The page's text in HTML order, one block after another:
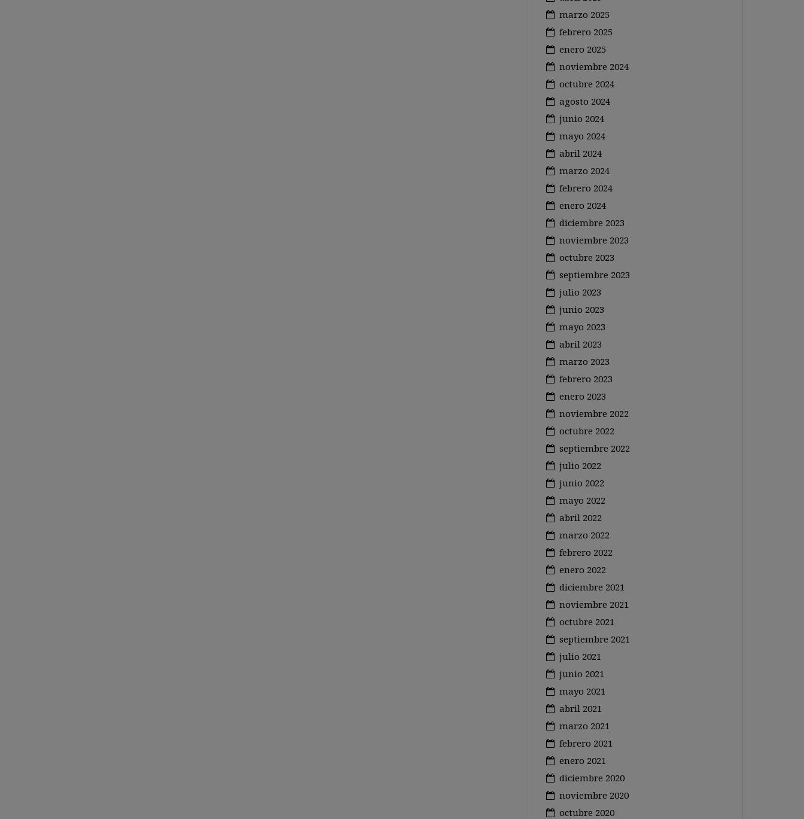
marzo 2025
febrero 2025
enero 2025
noviembre 2024
octubre 2024
agosto 2024
junio 2024
mayo 2024
abril 2024
marzo 2024
febrero 2024
enero 2024
diciembre 2023
noviembre 2023
octubre 2023
septiembre 2023
julio 2023
junio 2023
mayo 2023
abril 2023
marzo 2023
febrero 2023
enero 2023
noviembre 2022
octubre 2022
septiembre 2022
julio 2022
junio 2022
mayo 2022
abril 2022
marzo 2022
febrero 2022
enero 2022
diciembre 2021
noviembre 2021
octubre 2021
septiembre 2021
julio 2021
junio 2021
mayo 2021
abril 2021
marzo 2021
febrero 2021
enero 2021
diciembre 2020
noviembre 2020
octubre 2020